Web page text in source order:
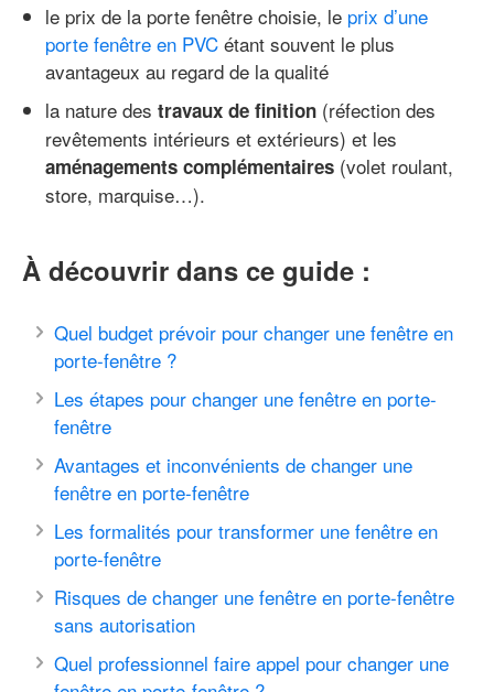
le prix de la porte fenêtre choisie, le prix d’une
porte fenêtre en PVC étant souvent le plus
avantageux au regard de la qualité
la nature des travaux de finition (réfection des
revêtements intérieurs et extérieurs) et les
aménagements complémentaires (volet roulant,
store, marquise…).
À découvrir dans ce guide :
Quel budget prévoir pour changer une fenêtre en
porte-fenêtre ?
Les étapes pour changer une fenêtre en porte-
fenêtre
Avantages et inconvénients de changer une
fenêtre en porte-fenêtre
Les formalités pour transformer une fenêtre en
porte-fenêtre
Risques de changer une fenêtre en porte-fenêtre
sans autorisation
Quel professionnel faire appel pour changer une